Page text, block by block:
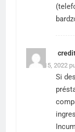
Maret 15, 2022
Si